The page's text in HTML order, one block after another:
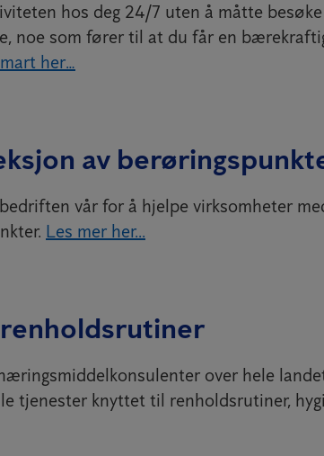
hos deg 24/7 uten å måtte
noe som fører til at du får en
her…
av
vår for å hjelpe virksomheter
Les mer her...
over hele
tjenester knyttet til renholdsrutiner,